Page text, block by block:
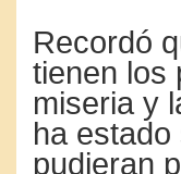
Recordó
tienen los
miseria y
ha
pudieran